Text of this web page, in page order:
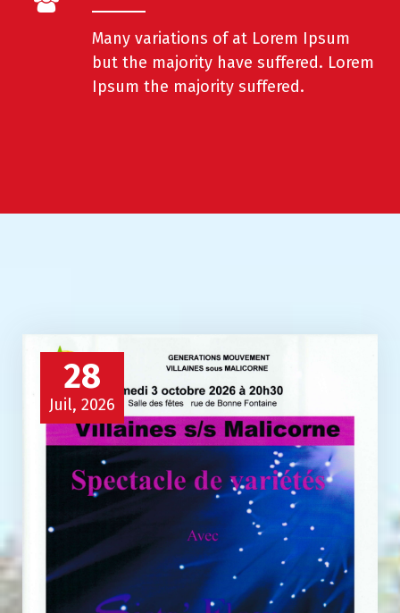
Many variations of at Lorem Ipsum
but the majority have suffered. Lorem
Ipsum the majority suffered.
28
Juil, 2026